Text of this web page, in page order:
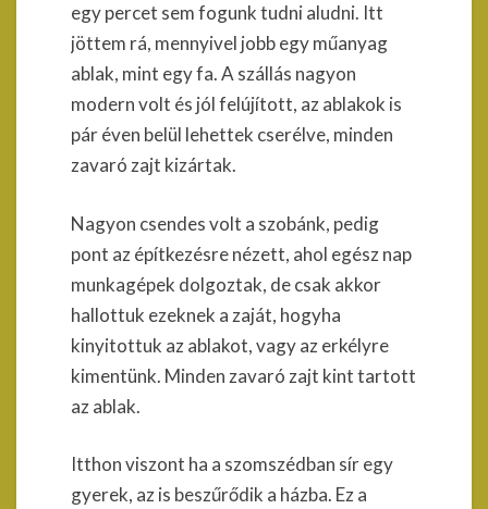
egy percet sem fogunk tudni aludni. Itt
jöttem rá, mennyivel jobb egy műanyag
ablak, mint egy fa. A szállás nagyon
modern volt és jól felújított, az ablakok is
pár éven belül lehettek cserélve, minden
zavaró zajt kizártak.
Nagyon csendes volt a szobánk, pedig
pont az építkezésre nézett, ahol egész nap
munkagépek dolgoztak, de csak akkor
hallottuk ezeknek a zaját, hogyha
kinyitottuk az ablakot, vagy az erkélyre
kimentünk. Minden zavaró zajt kint tartott
az ablak.
Itthon viszont ha a szomszédban sír egy
gyerek, az is beszűrődik a házba. Ez a